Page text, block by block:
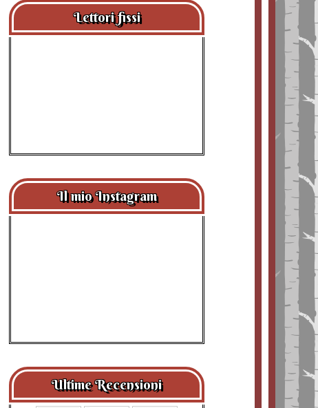
Lettori fissi
Il mio Instagram
Ultime Recensioni